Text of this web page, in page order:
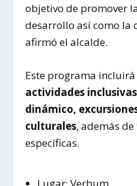
objetivo de promover
desarrollo así como la
afirmó el alcalde.
Este programa
actividades
dinámico,
culturales, además
específicas.